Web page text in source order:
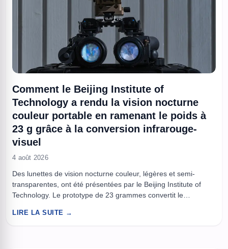
Comment le Beijing Institute of
Technology a rendu la vision nocturne
couleur portable en ramenant le poids à
23 g grâce à la conversion infrarouge-
visuel
4 août 2026
Des lunettes de vision nocturne couleur, légères et semi-
transparentes, ont été présentées par le Beijing Institute of
Technology. Le prototype de 23 grammes convertit le
la couleur et la luminosité selon la longueur d’onde. À lire aussi
LIRE LA SUITE →